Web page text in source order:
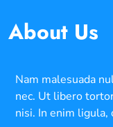
About Us
Nam malesuada
nec. Ut libero
nisi. In enim ligula,